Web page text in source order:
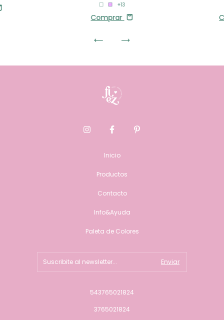
+13
Comprar
Inicio
Productos
Contacto
Info&Ayuda
Paleta de Colores
543765021824
3765021824